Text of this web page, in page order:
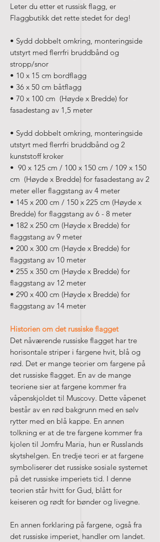
Leter du etter et russisk flagg, er
Flaggbutikk det rette stedet for deg!
• Sydd dobbelt omkring, monteringside
utstyrt med flerrfri bruddbånd og
stropp/snor
• 10 x 15 cm bordflagg
• 36 x 50 cm båtflagg
• 70 x 100 cm (Høyde x Bredde) for
fasadestang av 1,5 meter
• Sydd dobbelt omkring, monteringside
utstyrt med flerrfri bruddbånd og 2
kunststoff kroker
• 90 x 125 cm / 100 x 150 cm / 109 x 150
cm (Høyde x Bredde) for fasadestang av 2
meter eller flaggstang av 4 meter
• 145 x 200 cm / 150 x 225 cm (Høyde x
Bredde) for flaggstang av 6 - 8 meter
• 182 x 250 cm (Høyde x Bredde) for
flaggstang av 9 meter
• 200 x 300 cm (Høyde x Bredde) for
flaggstang av 10 meter
• 255 x 350 cm (Høyde x Bredde) for
flaggstang av 12 meter
• 290 x 400 cm (Høyde x Bredde) for
flaggstang av 14 meter
Historien om det russiske flagget
Det nåværende russiske flagget har tre
horisontale striper i fargene hvit, blå og
rød. Det er mange teorier om fargene på
det russiske flagget. En av de mange
teoriene sier at fargene kommer fra
våpenskjoldet til Muscovy. Dette våpenet
består av en rød bakgrunn med en sølv
rytter med en blå kappe. En annen
tolkning er at de tre fargene kommer fra
kjolen til Jomfru Maria, hun er Russlands
skytshelgen. En tredje teori er at fargene
symboliserer det russiske sosiale systemet
på det russiske imperiets tid. I denne
teorien står hvitt for Gud, blått for
keiseren og rødt for bønder og livegne.
En annen forklaring på fargene, også fra
det russiske imperiet, handler om landet.